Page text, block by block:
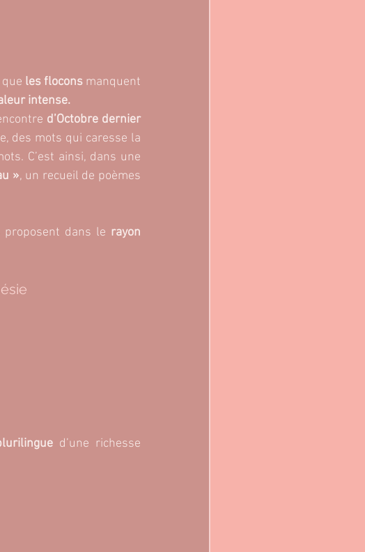
les flocons manquent
intense.
d’Octobre dernier
des mots qui caresse la
», un recueil de poèmes
dans le rayon
d’une richesse